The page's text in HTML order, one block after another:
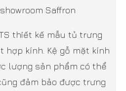
thiết kế mẫu tủ trưng
hợp kính. Kệ gỗ mặt kính
lượng sản phẩm có thể
đảm bảo được trưng